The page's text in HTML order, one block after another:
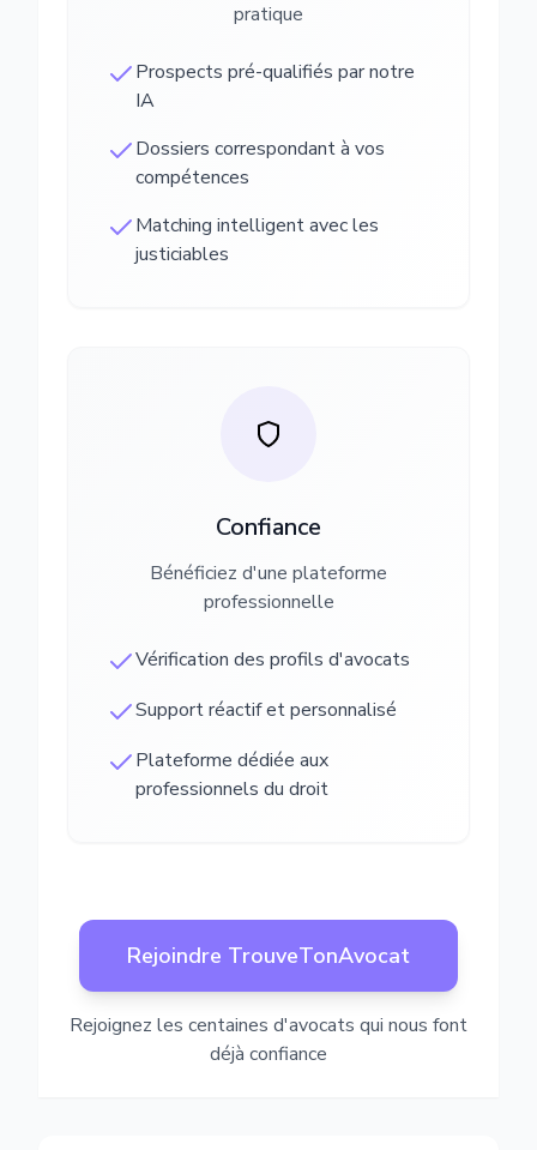
pratique
Prospects pré-qualifiés par notre
IA
Dossiers correspondant à vos
compétences
Matching intelligent avec les
justiciables
Confiance
Bénéficiez d'une plateforme
professionnelle
Vérification des profils d'avocats
Support réactif et personnalisé
Plateforme dédiée aux
professionnels du droit
Rejoindre TrouveTonAvocat
Rejoignez les centaines d'avocats qui nous font
déjà confiance